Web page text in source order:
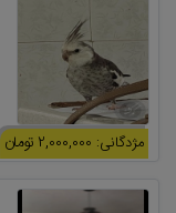
مژدگانی: 2,000,000 تومان